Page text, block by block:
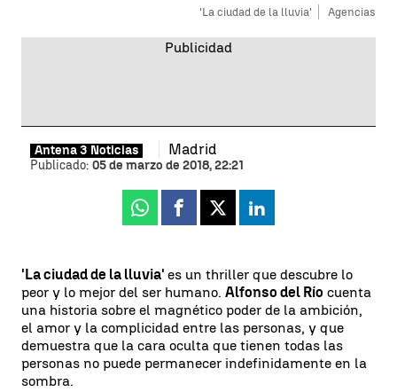
'La ciudad de la lluvia' Agencias
Antena 3 Noticias Madrid
Publicado: 05 de marzo de 2018, 22:21
Whatsapp
Facebook
X Linkedin
'La ciudad de la lluvia' es un thriller que descubre lo
peor y lo mejor del ser humano. Alfonso del Río cuenta
una historia sobre el magnético poder de la ambición,
el amor y la complicidad entre las personas, y que
demuestra que la cara oculta que tienen todas las
personas no puede permanecer indefinidamente en la
sombra.